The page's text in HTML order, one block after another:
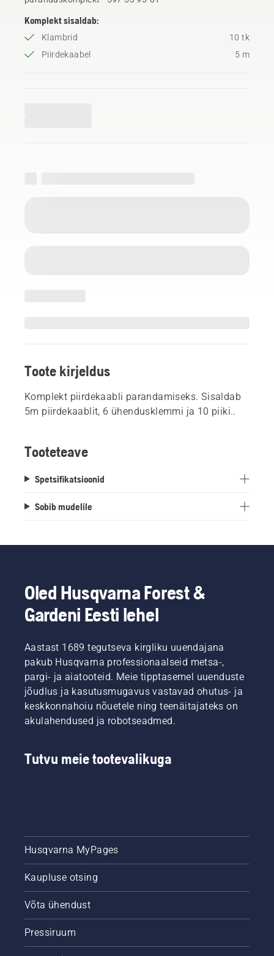
Komplekt sisaldab:
Klambrid
10 tk
Piirdekaabel
5 m
Toote kirjeldus
Komplekt piirdekaabli parandamiseks. Sisaldab
5m piirdekaablit, 6 ühendusklemmi ja 10 piiki..
Tooteteave
Spetsifikatsioonid
Sobib mudelile
Oled Husqvarna Forest &
Gardeni Eesti lehel
Aastast 1689 tegutseva kirgliku uuendajana
pakub Husqvarna professionaalseid metsa-,
pargi- ja aiatooteid. Meie tipptasemel uuenduste
jõudlus ja kasutusmugavus vastavad ohutus- ja
keskkonnahoiu nõuetele ning teenäitajateks on
akulahendused ja robotseadmed.
Tutvu meie tootevalikuga
Husqvarna MyPages
Kaupluse otsing
Võta ühendust
Pressiruum